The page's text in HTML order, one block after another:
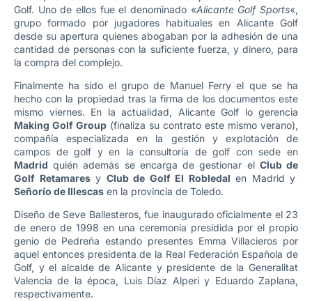
Golf. Uno de ellos fue el denominado «Alicante Golf Sports«,
grupo formado por jugadores habituales en Alicante Golf
desde su apertura quienes abogaban por la adhesión de una
cantidad de personas con la suficiente fuerza, y dinero, para
la compra del complejo.
Finalmente ha sido el grupo de Manuel Ferry el que se ha
hecho con la propiedad tras la firma de los documentos este
mismo viernes. En la actualidad, Alicante Golf lo gerencia
Making Golf Group (finaliza su contrato este mismo verano),
compañía especializada en la gestión y explotación de
campos de golf y en la consultoría de golf con sede en
Madrid quién además se encarga de gestionar el Club de
Golf Retamaresy Club de Golf El Robledal en Madrid y
Señorío de Illescas en la provincia de Toledo.
Diseño de Seve Ballesteros, fue inaugurado oficialmente el 23
de enero de 1998 en una ceremonia presidida por el propio
genio de Pedreña estando presentes Emma Villacieros por
aquel entonces presidenta de la Real Federación Española de
Golf, y el alcalde de Alicante y presidente de la Generalitat
Valencia de la época, Luis Díaz Alperi y Eduardo Zaplana,
respectivamente.